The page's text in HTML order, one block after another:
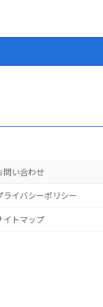
問い合わせ
ライバシーポリシー
イトマップ